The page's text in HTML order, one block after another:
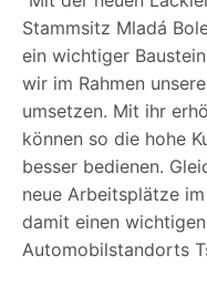
Stammsitz Mladá
ein wichtiger
wir im Rahmen
umsetzen. Mit ihr
können so die hohe
besser bedienen.
neue Arbeitsplätze
damit einen
Automobilstandorts